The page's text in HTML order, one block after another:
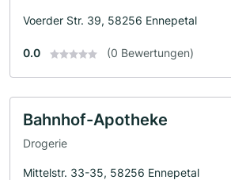
Voerder Str. 39, 58256 Ennepetal
0.0 (0 Bewertungen)
Bahnhof-Apotheke
Drogerie
Mittelstr. 33-35, 58256 Ennepetal